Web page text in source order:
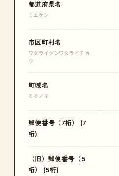
都道府県名
ミエケン
市区町村名
ワタライグンワタライチョ
ウ
町域名
オオノキ
郵便番号（7桁） (7
桁)
（旧）郵便番号（5
桁） (5桁)